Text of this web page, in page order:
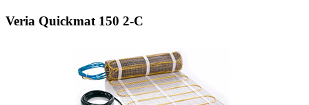
Veria Quickmat 150 2-C